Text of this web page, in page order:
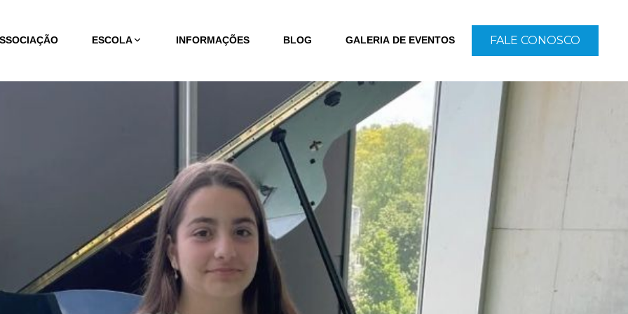
ESCOLA INFORMAÇÕES BLOG GALERIA DE EVENTOS FALE CONOSCO